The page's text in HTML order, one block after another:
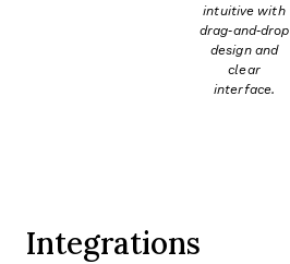
intuitive with
drag‑and‑drop
design and
clear
interface.
Integrations